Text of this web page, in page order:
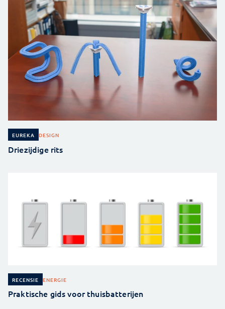
EUREKA DESIGN
Driezijdige rits
RECENSIE ENERGIE
Praktische gids voor thuisbatterijen